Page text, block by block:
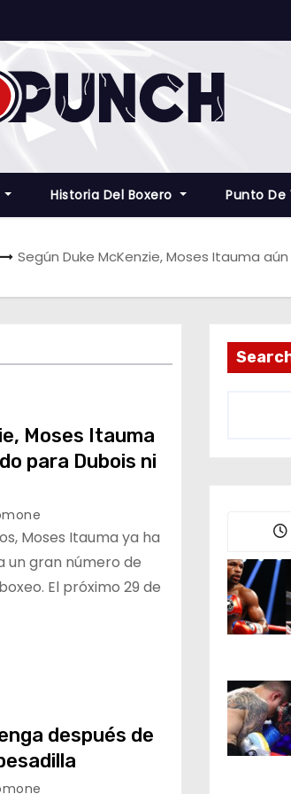
Historia Del Boxero Punto De
Según Duke McKenzie, Moses Itauma
Moses Itauma
para Dubois ni
Moses Itauma ya ha
un gran número de
El próximo 29 de
después de